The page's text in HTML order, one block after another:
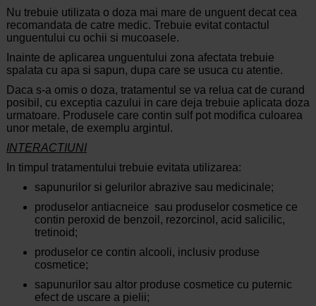
Nu trebuie utilizata o doza mai mare de unguent decat cea
recomandata de catre medic. Trebuie evitat contactul
unguentului cu ochii si mucoasele.
Inainte de aplicarea unguentului zona afectata trebuie
spalata cu apa si sapun, dupa care se usuca cu atentie.
Daca s-a omis o doza, tratamentul se va relua cat de curand
posibil, cu exceptia cazului in care deja trebuie aplicata doza
urmatoare. Produsele care contin sulf pot modifica culoarea
unor metale, de exemplu argintul.
INTERACTIUNI
In timpul tratamentului trebuie evitata utilizarea:
sapunurilor si gelurilor abrazive sau medicinale;
produselor antiacneice sau produselor cosmetice ce
contin peroxid de benzoil, rezorcinol, acid salicilic,
tretinoid;
produselor ce contin alcooli, inclusiv produse
cosmetice;
sapunurilor sau altor produse cosmetice cu puternic
efect de uscare a pielii;